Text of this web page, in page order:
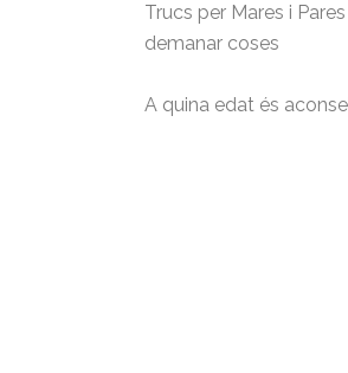
Trucs per Mares i
demanar coses
A quina edat és